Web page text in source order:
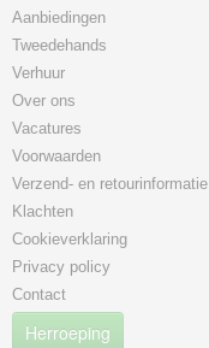
Aanbiedingen
Tweedehands
Verhuur
Over ons
Vacatures
Voorwaarden
Verzend- en retourinformatie
Klachten
Cookieverklaring
Privacy policy
Contact
Herroeping